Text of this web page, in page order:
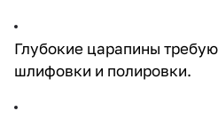
Глубокие царапины
шлифовки и полировки.